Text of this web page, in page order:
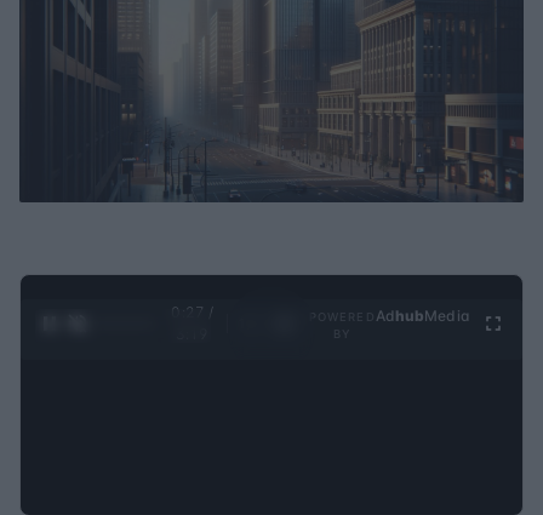
0:28 /
Ad hubMedia